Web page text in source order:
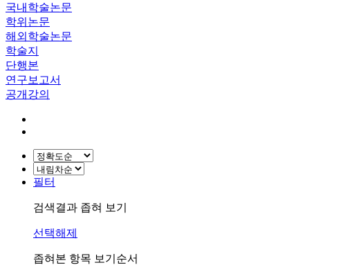
국내학술논문
학위논문
해외학술논문
학술지
단행본
연구보고서
공개강의
필터
검색결과 좁혀 보기
선택해제
좁혀본 항목 보기순서